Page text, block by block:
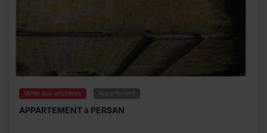
Vente aux enchères Appartement
APPARTEMENT à PERSAN